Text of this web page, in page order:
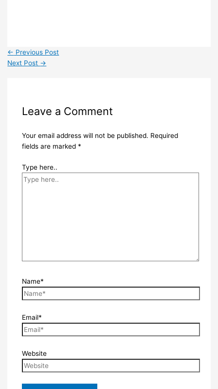
← Previous Post
Next Post →
Leave a Comment
Your email address will not be published. Required
fields are marked *
Type here..
Name*
Email*
Website